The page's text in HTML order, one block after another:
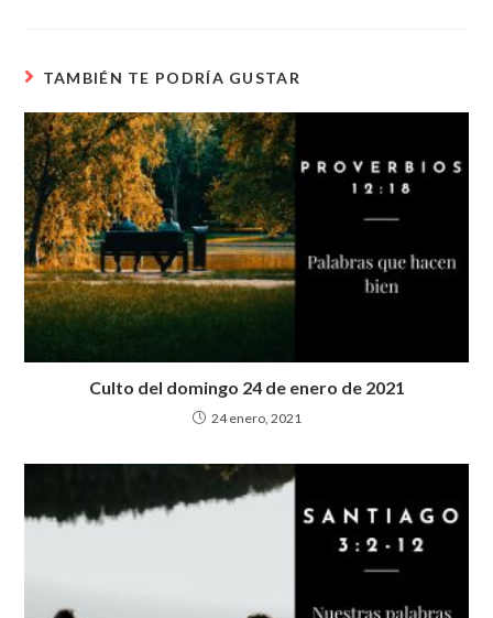
s
A
p
p
b
o
o
k
er gr
a
m
e
TAMBIÉN TE PODRÍA GUSTAR
Culto del domingo 24 de enero de 2021
24 enero, 2021